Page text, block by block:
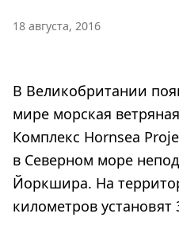
18 августа, 2016
В Великобритании
мире морская
Комплекс Hornsea
в Северном море
Йоркшира. На
километров установят